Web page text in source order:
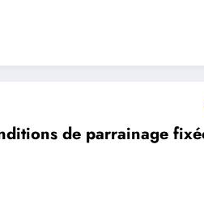
de parrainage